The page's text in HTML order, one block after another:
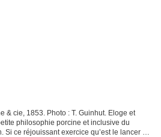
& cie, 1853. Photo : T. Guinhut. Eloge et
philosophie porcine et inclusive du
ce réjouissant exercice qu’est le lancer de